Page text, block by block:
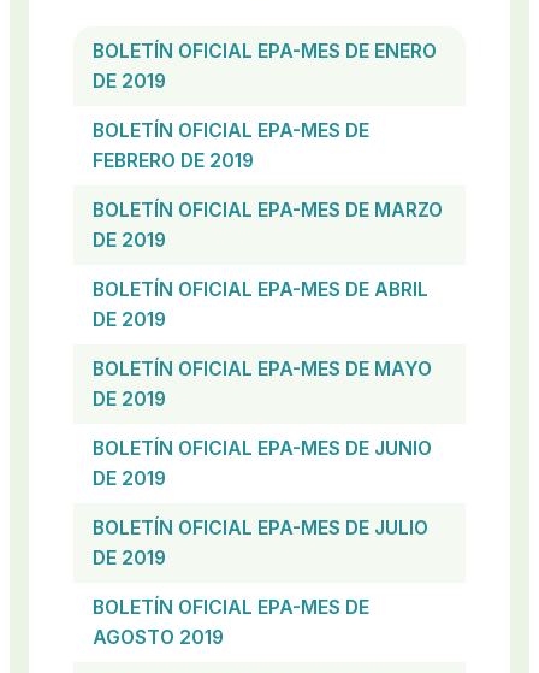
BOLETÍN OFICIAL EPA-MES DE ENERO
DE 2019
BOLETÍN OFICIAL EPA-MES DE
FEBRERO DE 2019
BOLETÍN OFICIAL EPA-MES DE MARZO
DE 2019
BOLETÍN OFICIAL EPA-MES DE ABRIL
DE 2019
BOLETÍN OFICIAL EPA-MES DE MAYO
DE 2019
BOLETÍN OFICIAL EPA-MES DE JUNIO
DE 2019
BOLETÍN OFICIAL EPA-MES DE JULIO
DE 2019
BOLETÍN OFICIAL EPA-MES DE
AGOSTO 2019